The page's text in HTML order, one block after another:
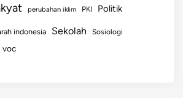
perubahan iklim PKI Politik
indonesia Sekolah Sosiologi
voc